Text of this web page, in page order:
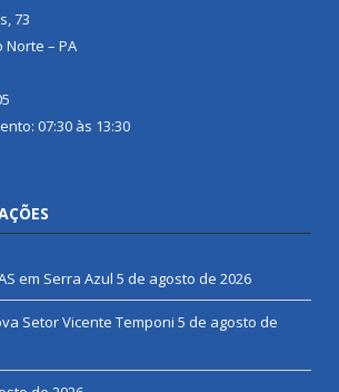
73
Norte – PA
07:30 às 13:30
em Serra Azul 5 de agosto de 2026
Setor Vicente Temponi 5 de agosto de